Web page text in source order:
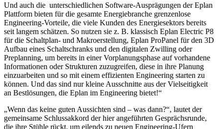
Und auch die unterschiedlichen Software-Ausprägungen der Eplan
Plattform bieten für die gesamte Energiebranche grenzenlose
Engineering-Vorteile, die viele Kunden des Energiesektors bereits
seit langem schätzen. So nutzen sie z. B. klassisch Eplan Electric P8
für die Schaltplan- und Makroerstellung, Eplan ProPanel für den 3D
Aufbau eines Schaltschranks und den digitalen Zwilling oder
Preplanning, um bereits in einer Vorplanungsphase auf vorhandene
Informationen oder Strukturen zuzugreifen, diese in ihre Planung
einzuarbeiten und so mit einem effizienten Engineering starten zu
können. Und das sind nur kleine Ausschnitte aus der Vielseitigkeit
an Bestlösungen, die Eplan im Engineering bietet!“
„Wenn das keine guten Aussichten sind – was dann?“, lautet der
gemeinsame Schlussakkord der hier angeführten Gesprächsrunde,
die ihre Stühle rückt, um eilends zu neuen Engineering-Ufern